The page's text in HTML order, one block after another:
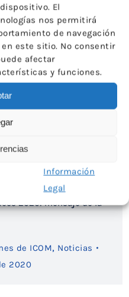
El
nos permitirá
de navegación
este sitio. No consentir
afectar
y funciones.
Información
Legal
2020: mensaje de la
de ICOM, Noticias
2020